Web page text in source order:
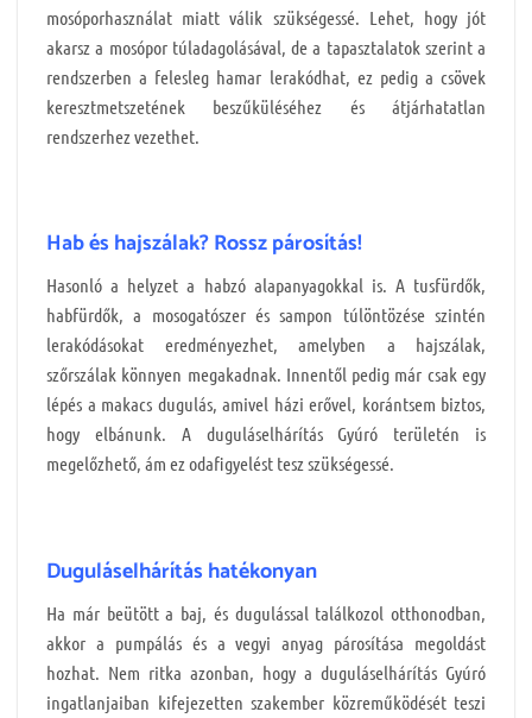
mosóporhasználat miatt válik szükségessé. Lehet, hogy jót
akarsz a mosópor túladagolásával, de a tapasztalatok szerint a
rendszerben a felesleg hamar lerakódhat, ez pedig a csövek
keresztmetszetének beszűküléséhez és átjárhatatlan
rendszerhez vezethet.
Hab és hajszálak? Rossz párosítás!
Hasonló a helyzet a habzó alapanyagokkal is. A tusfürdők,
habfürdők, a mosogatószer és sampon túlöntözése szintén
lerakódásokat eredményezhet, amelyben a hajszálak,
szőrszálak könnyen megakadnak. Innentől pedig már csak egy
lépés a makacs dugulás, amivel házi erővel, korántsem biztos,
hogy elbánunk. A duguláselhárítás Gyúró területén is
megelőzhető, ám ez odafigyelést tesz szükségessé.
Duguláselhárítás hatékonyan
Ha már beütött a baj, és dugulással találkozol otthonodban,
akkor a pumpálás és a vegyi anyag párosítása megoldást
hozhat. Nem ritka azonban, hogy a duguláselhárítás Gyúró
ingatlanjaiban kifejezetten szakember közreműködését teszi